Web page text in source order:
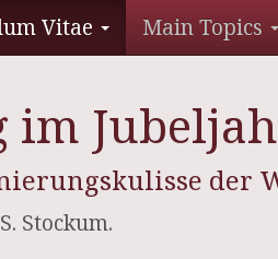
Vitae Main Topics
der
Stockum.